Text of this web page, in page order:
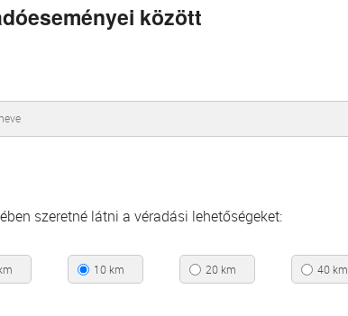
között
szeretné látni a véradási lehetőségeket:
10 km 20 km 40 km